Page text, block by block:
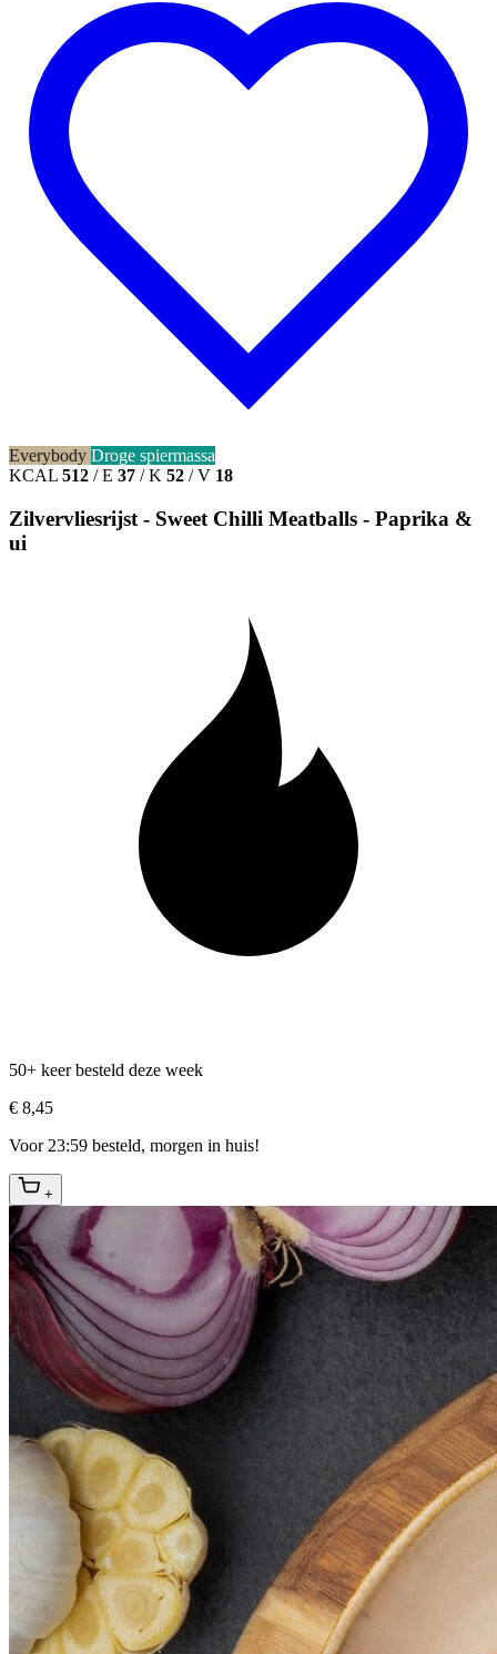
Everybody Droge spiermassa
KCAL 512 / E 37 / K 52 / V 18
Zilvervliesrijst - Sweet Chilli Meatballs - Paprika &
ui
50+ keer besteld deze week
€ 8,45
Voor 23:59 besteld, morgen in huis!
+